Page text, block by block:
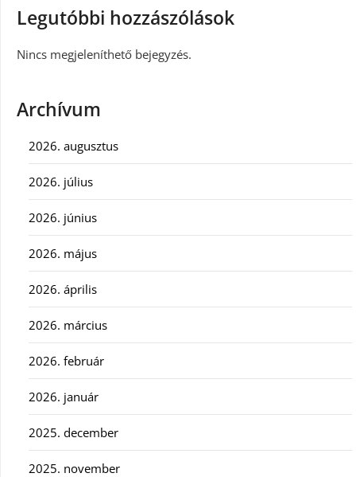
Legutóbbi hozzászólások
Nincs megjeleníthető bejegyzés.
Archívum
2026. augusztus
2026. július
2026. június
2026. május
2026. április
2026. március
2026. február
2026. január
2025. december
2025. november